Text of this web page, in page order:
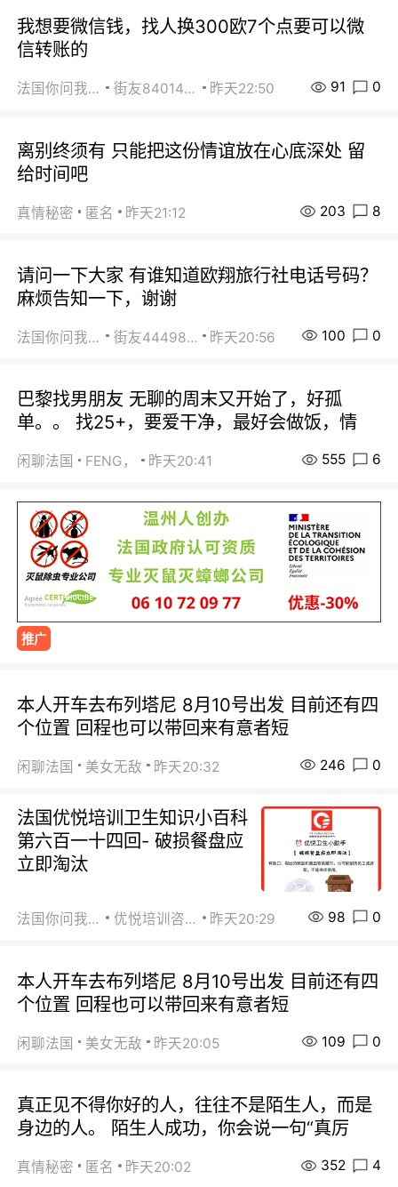
我想要微信钱，找人换300欧7个点要可以微
信转账的
法国你问我答 街友84014588 昨天22:50 91 0
离别终须有 只能把这份情谊放在心底深处 留
给时间吧
真情秘密 匿名 昨天21:12 203 8
请问一下大家 有谁知道欧翔旅行社电话号码？
麻烦告知一下，谢谢
法国你问我答 街友44498484 昨天20:56 100 0
巴黎找男朋友 无聊的周末又开始了，好孤
单。。 找25+，要爱干净，最好会做饭，情
闲聊法国 FENG， 昨天20:41 555 6
推广
本人开车去布列塔尼 8月10号出发 目前还有四
个位置 回程也可以带回来有意者短
闲聊法国 美女无敌 昨天20:32 246 0
法国优悦培训卫生知识小百科
第六百一十四回- 破损餐盘应
立即淘汰
法国你问我答 优悦培训咨询 昨天20:29 98 0
本人开车去布列塔尼 8月10号出发 目前还有四
个位置 回程也可以带回来有意者短
闲聊法国 美女无敌 昨天20:05 109 0
真正见不得你好的人，往往不是陌生人，而是
身边的人。 陌生人成功，你会说一句“真厉
真情秘密 匿名 昨天20:02 352 4